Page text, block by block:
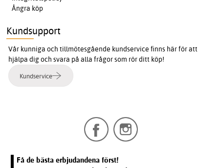
Ångra köp
Kundsupport
Vår kunniga och tillmötesgående kundservice finns här för att
hjälpa dig och svara på alla frågor som rör ditt köp!
Kundservice
Få de bästa erbjudandena först!